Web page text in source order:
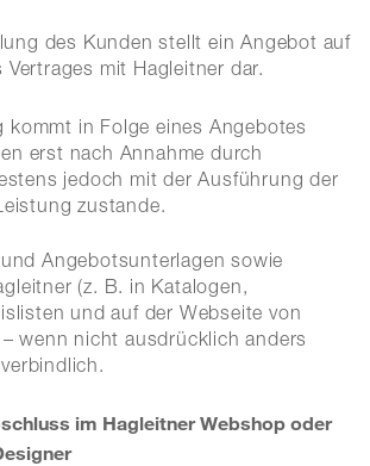
des Kunden stellt ein Angebot auf
mit Hagleitner dar.
kommt in Folge eines Angebotes
erst nach Annahme durch
jedoch mit der Ausführung der
zustande.
Angebotsunterlagen sowie
(z. B. in Katalogen,
und auf der Webseite von
wenn nicht ausdrücklich anders
im Hagleitner Webshop oder